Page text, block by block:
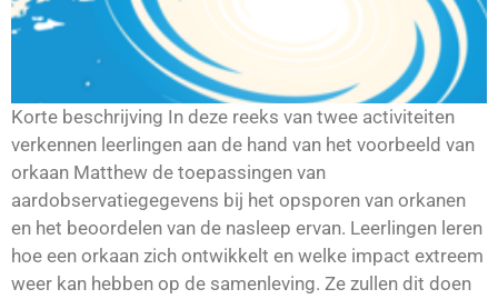
Korte beschrijving In deze reeks van twee activiteiten
verkennen leerlingen aan de hand van het voorbeeld van
orkaan Matthew de toepassingen van
aardobservatiegegevens bij het opsporen van orkanen
en het beoordelen van de nasleep ervan. Leerlingen leren
hoe een orkaan zich ontwikkelt en welke impact extreem
weer kan hebben op de samenleving. Ze zullen dit doen